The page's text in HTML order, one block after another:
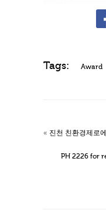
Tags: Award
« 진천 친환경제로
PH 2226 for